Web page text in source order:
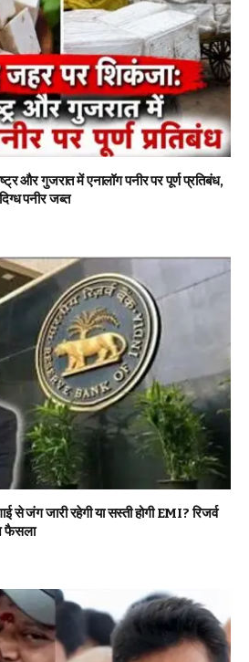
और गुजरात में एनालॉग पनीर पर पूर्ण प्रतिबंध,
पनीर जब्त
जारी रहेगी या सस्ती होगी EMI? रिजर्व
फैसला